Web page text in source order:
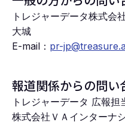
トレジャーデータ株式会
大城
E-mail： pr-
報道関係からの問い
トレジャーデータ 広報担
株式会社ＶＡインターナ